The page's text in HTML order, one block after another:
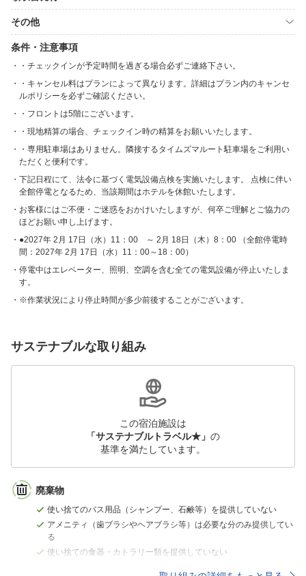
その他
条件・注意事項
・チェックインが予定時間を過ぎる場合必ずご連絡下さい。
・キャンセル料はプランによって異なります。詳細はプラン内のキャンセ
ルポリシーを必ずご確認ください。
・フロントは5階にございます。
・現地精算の場合、チェックイン時の精算をお願いいたします。
・専用駐車場はありません。隣接するタイムズマルート駐車場をご利用い
ただくと便利です。
下記日程にて、法令に基づく電気設備点検を実施いたします。 点検に伴い
全館停電となるため、当該期間はホテルを休館いたします。
お客様にはご不便・ご迷惑をおかけいたしますが、何卒ご理解とご協力の
ほどお願い申し上げます。
●2027年 2月 17日（水）11：00 ～ 2月 18日（木）8：00 （全館停電時
間：2027年 2月 17日（水）11：00～18：00）
停電中はエレベーター、照明、空調を含む全ての電気設備が停止いたしま
す。
※作業状況により停止時間が多少前後することがございます。
サステナブルな取り組み
この宿泊施設は
「サステナブルトラベル★」 の
基準を満たしています。
廃棄物
使い捨てのバス用品（シャンプー、石鹸等）を提供していない
アメニティ（歯ブラシやヘアブラシ等）は必要な分のみ提供してい
る
使い捨ての食器・カトラリー類を提供していない